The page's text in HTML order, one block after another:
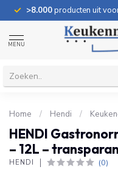
>8.000producten uit
MENU
Home / Hendi /
HENDI
– 12L –
HENDI (0)